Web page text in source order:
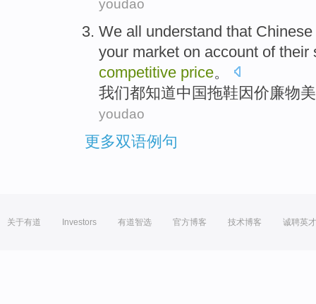
youdao
We all understand that Chinese
your market on account of their
competitive price。
我们都知道中国拖鞋因价廉物
youdao
更多双语例句
关于有道 Investors 有道智选 官方博客 技术博客 诚聘英才